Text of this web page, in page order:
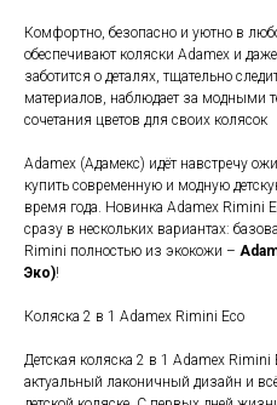
Комфортно, безопасно и уютно в
обеспечивают коляски Adamex и
заботится о деталях, тщательно
материалов, наблюдает за модными
сочетания цветов для своих колясок
Adamex (Адамекс) идёт навстречу
купить современную и модную
время года. Новинка Adamex Rimini
сразу в нескольких вариантах:
Rimini полностью из экокожи –
Эко)!
Коляска 2 в 1 Adamex Rimini Eco
Детская коляска 2 в 1 Adamex
актуальный лаконичный дизайн и